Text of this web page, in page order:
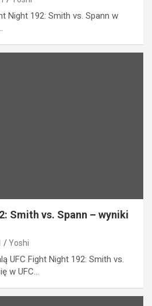
Night 192: Smith vs. Spann w
Smith vs. Spann – wyniki
Yoshi
UFC Fight Night 192: Smith vs.
w UFC…